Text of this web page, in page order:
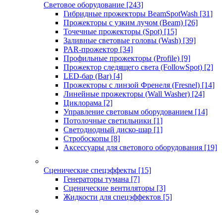
Световое оборудование [243]
Гибридные прожекторы BeamSpotWash [31]
Прожекторы с узким лучом (Beam) [26]
Точечные прожекторы (Spot) [15]
Заливные световые головы (Wash) [39]
PAR-прожектор [34]
Профильные прожекторы (Profile) [9]
Прожектор следящего света (FollowSpot) [2]
LED-бар (Bar) [4]
Прожекторы с линзой Френеля (Fresnel) [14]
Линейные прожекторы (Wall Washer) [24]
Циклорама [2]
Управление световым оборудованием [14]
Потолочные светильники [1]
Светодиодный диско-шар [1]
Стробоскопы [8]
Аксессуары для светового оборудования [19]
Сценические спецэффекты [15]
Генераторы тумана [7]
Сценические вентиляторы [3]
Жидкости для спецэффектов [5]